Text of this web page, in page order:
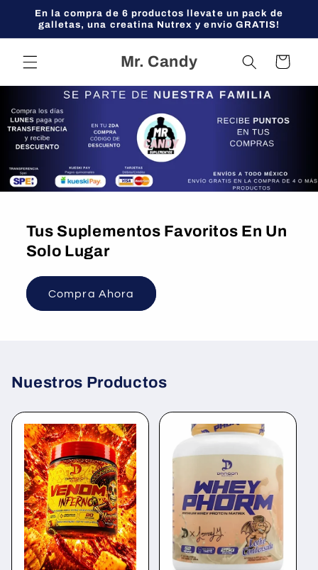
directamente
al contenido
En la compra de 6 productos llevate un pack de
galletas, una creatina Nutrex y envio GRATIS!
Mr. Candy Carrito
Tus Suplementos Favoritos En Un
Solo Lugar
Compra Ahora
Nuestros Productos